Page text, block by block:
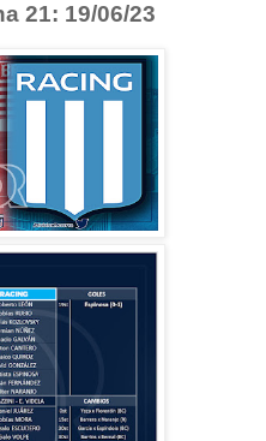
21: 19/06/23